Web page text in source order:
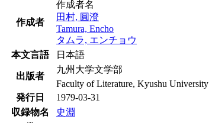
作成者
作成者名
田村, 圓澄
Tamura, Encho
タムラ, エンチョウ
本文言語
日本語
出版者
九州大学文学部
Faculty of Literature, Kyushu University
発行日
1979-03-31
収録物名
史淵